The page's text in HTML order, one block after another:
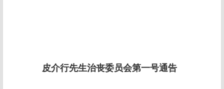
皮介行先生治丧委员会第一号通告